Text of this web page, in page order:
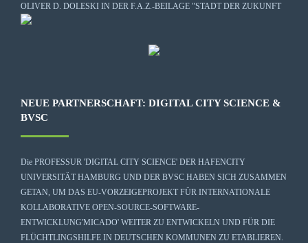
OLIVER D. DOLESKI IN DER F.A.Z.-BEILAGE "STADT DER ZUKUNFT
NEUE PARTNERSCHAFT: DIGITAL CITY SCIENCE &
BVSC
Die PROFESSUR 'DIGITAL CITY SCIENCE' DER HAFENCITY
UNIVERSITÄT HAMBURG UND DER BVSC HABEN SICH ZUSAMMEN
GETAN, UM DAS EU-VORZEIGEPROJEKT FÜR INTERNATIONALE
KOLLABORATIVE OPEN-SOURCE-SOFTWARE-
ENTWICKLUNG'MICADO' WEITER ZU ENTWICKELN UND FÜR DIE
FLÜCHTLINGSHILFE IN DEUTSCHEN KOMMUNEN ZU ETABLIEREN.